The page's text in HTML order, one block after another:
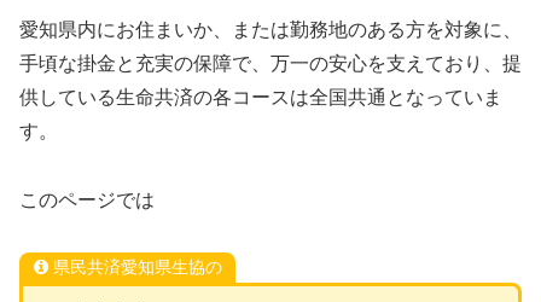
愛知県内にお住まいか、または勤務地のある方を対象に、
手頃な掛金と充実の保障で、万一の安心を支えており、提
供している生命共済の各コースは全国共通となっていま
す。
このページでは
県民共済愛知県生協の